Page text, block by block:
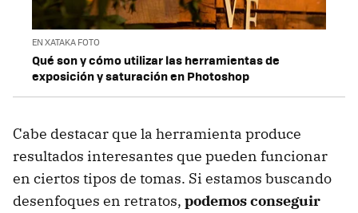
EN XATAKA FOTO
Qué son y cómo utilizar las herramientas de
exposición y saturación en Photoshop
Cabe destacar que la herramienta produce
resultados interesantes que pueden funcionar
en ciertos tipos de tomas. Si estamos buscando
desenfoques en retratos, podemos conseguir